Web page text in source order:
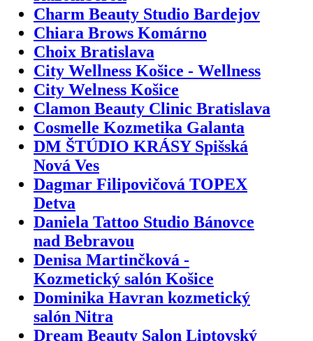
Charm Beauty Studio Bardejov
Chiara Brows Komárno
Choix Bratislava
City Wellness Košice - Wellness
City Welness Košice
Clamon Beauty Clinic Bratislava
Cosmelle Kozmetika Galanta
DM ŠTÚDIO KRÁSY Spišská
Nová Ves
Dagmar Filipovičová TOPEX
Detva
Daniela Tattoo Studio Bánovce
nad Bebravou
Denisa Martinčková -
Kozmetický salón Košice
Dominika Havran kozmetický
salón Nitra
Dream Beauty Salon Liptovský